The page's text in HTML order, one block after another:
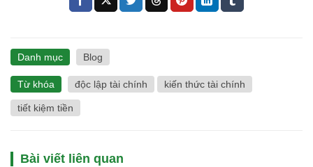
Danh mục Blog
Từ khóa độc lập tài chính kiến thức tài chính
tiết kiệm tiền
Bài viết liên quan